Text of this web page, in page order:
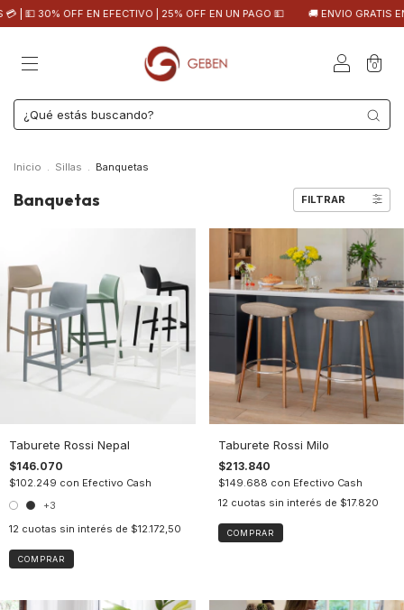
OFF EN EFECTIVO | 25% OFF EN UN PAGO 💵 🚚 ENVIO GRATIS EN CABA
0
Inicio . Sillas . Banquetas
Banquetas FILTRAR
Taburete Rossi Nepal
$146.070
$102.249 con Efectivo Cash
+3
12 cuotas sin interés de $12.172,50
COMPRAR
Taburete Rossi Milo
$213.840
$149.688 con Efectivo Cash
12 cuotas sin interés de $17.820
COMPRAR